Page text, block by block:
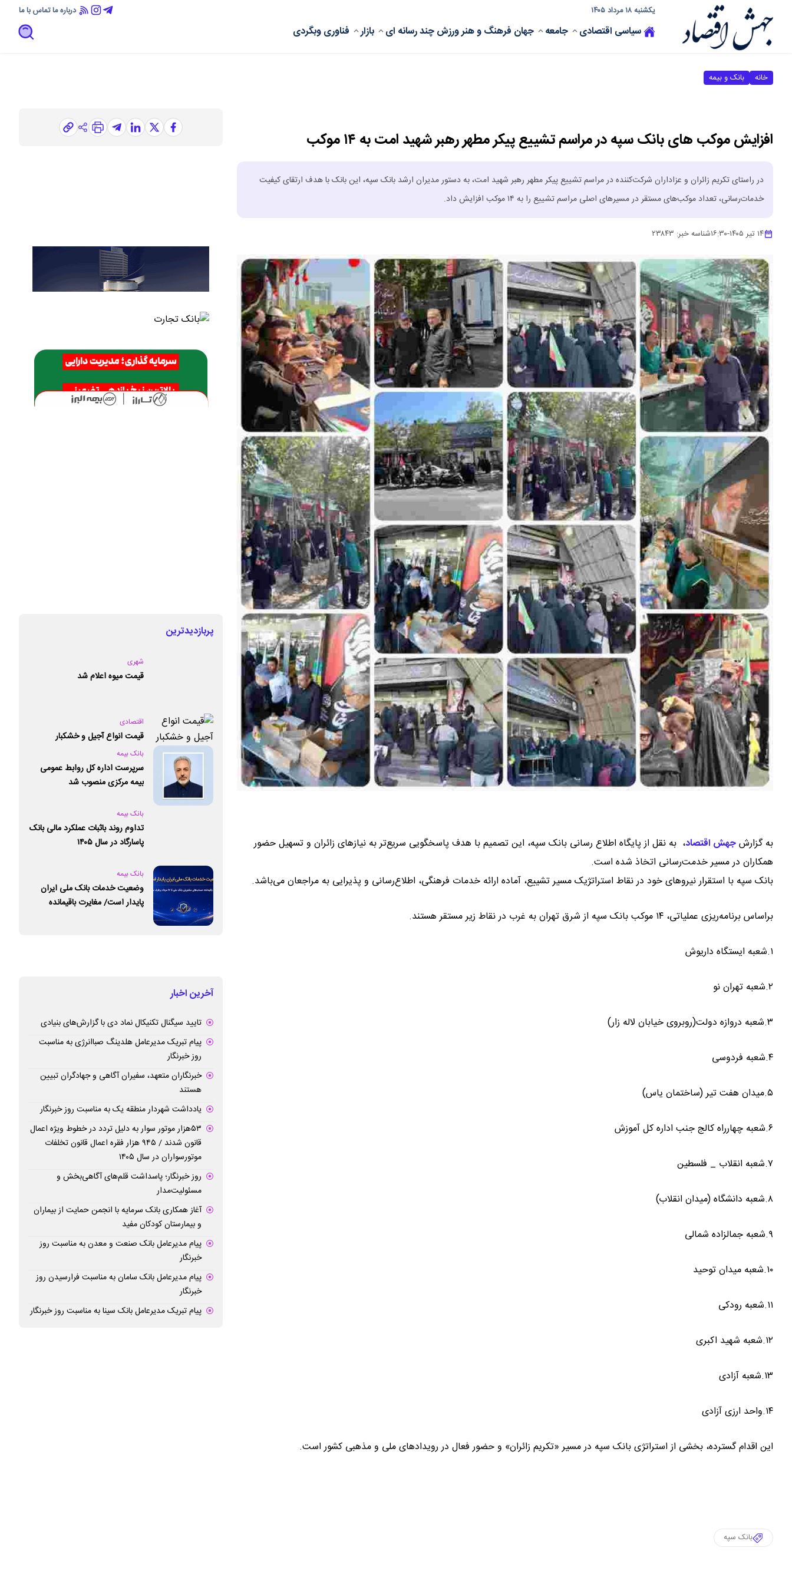
یکشنبه ۱۸ مرداد ۱۴۰۵ درباره ماتماس با ما
سیاسی اقتصادی جامعه جهان فرهنگ و هنرورزشچند رسانه ای بازار فناوریوبگردی
خانه بانک و بیمه
افزایش موکب های بانک سپه در مراسم تشییع پیکر مطهر رهبر شهید امت به ۱۴ موکب
در راستای تکریم زائران و عزاداران شرکت‌کننده در مراسم تشییع پیکر مطهر رهبر شهید امت، به دستور مدیران ارشد بانک سپه، این بانک با هدف ارتقای کیفیت
خدمات‌رسانی، تعداد موکب‌های مستقر در مسیرهای اصلی مراسم تشییع را به ۱۴ موکب افزایش داد.
۱۴ تیر ۱۴۰۵ -۱۶:۳۰شناسه خبر: ۲۳۸۴۳
به گزارشجهش اقتصاد، به نقل از پایگاه اطلاع رسانی بانک سپه، این تصمیم با هدف پاسخگویی سریع‌تر به نیازهای زائران و تسهیل حضور
همکاران در مسیر خدمت‌رسانی اتخاذ شده است.
بانک سپه با استقرار نیروهای خود در نقاط استراتژیک مسیر تشییع، آماده ارائه خدمات فرهنگی، اطلاع‌رسانی و پذیرایی به مراجعان می‌باشد.
براساس برنامه‌ریزی عملیاتی، ۱۴ موکب بانک سپه از شرق تهران به غرب در نقاط زیر مستقر هستند.
۱.شعبه ایستگاه داریوش
۲.شعبه تهران نو
۳.شعبه دروازه دولت(روبروی خیابان لاله زار)
۴.شعبه فردوسی
۵.میدان هفت تیر (ساختمان یاس)
۶.شعبه چهارراه کالج جنب اداره کل آموزش
۷.شعبه انقلاب _ فلسطین
۸.شعبه دانشگاه (میدان انقلاب)
۹.شعبه جمالزاده شمالی
۱۰.شعبه میدان توحید
۱۱.شعبه رودکی
۱۲.شعبه شهید اکبری
۱۳.شعبه آزادی
۱۴.واحد ارزی آزادی
این اقدام گسترده، بخشی از استراتژی بانک سپه در مسیر «تکریم زائران» و حضور فعال در رویدادهای ملی و مذهبی کشور است.
بانک سپه
پربازدیدترین
شهری
قیمت میوه اعلام شد
اقتصادی
قیمت انواع آجیل و خشکبار
بانک بیمه
سرپرست اداره کل روابط عمومی
بیمه مرکزی منصوب شد
بانک بیمه
تداوم روند باثبات عملکرد مالی بانک
پاسارگاد در سال ۱۴۰۵
بانک بیمه
وضعیت خدمات بانک ملی ایران
پایدار است/ مغایرت‌ باقیمانده
آخرین اخبار
تایید سیگنال تکنیکال نماد دی با گزارش‌های بنیادی
پیام تبریک مدیرعامل هلدینگ صباانرژی به مناسبت
روز خبرنگار
خبرنگاران متعهد، سفیران آگاهی و جهادگران تبیین
هستند
یادداشت شهردار منطقه یک به مناسبت روز خبرنگار
۵۳هزار موتور سوار به دلیل تردد در خطوط ویژه اعمال
قانون شدند / ۹۴۵ هزار فقره اعمال قانون تخلفات
موتورسواران در سال ۱۴۰۵
روز خبرنگار؛ پاسداشت قلم‌های آگاهی‌بخش و
مسئولیت‌مدار
آغاز همکاری بانک سرمایه با انجمن حمایت از بیماران
و بیمارستان کودکان مفید
پیام مدیرعامل بانک صنعت و معدن به مناسبت روز
خبرنگار
پیام مدیرعامل بانک سامان به مناسبت فرارسیدن روز
خبرنگار
پیام تبریک مدیرعامل بانک سینا به مناسبت روز خبرنگار